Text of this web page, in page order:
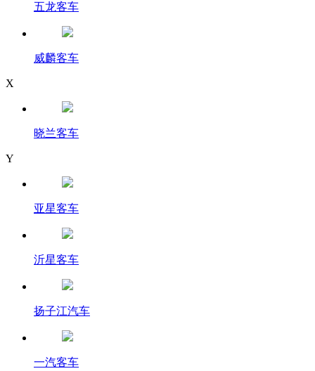
五龙客车
威麟客车
X
晓兰客车
Y
亚星客车
沂星客车
扬子江汽车
一汽客车